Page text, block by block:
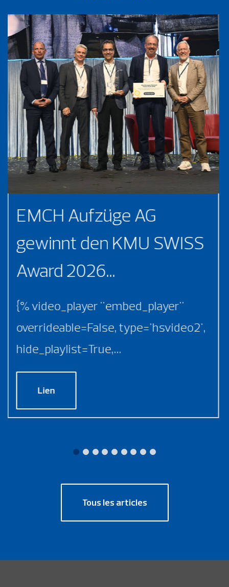
EMCH Aufzüge AG
gewinnt den KMU SWISS
Award 2026...
{% video_player "embed_player"
overrideable=False, type='hsvideo2',
hide_playlist=True,...
Lien
Tous les articles